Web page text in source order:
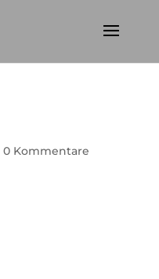
0 Kommentare